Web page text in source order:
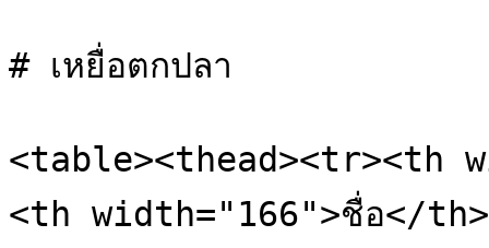
# เหยื่อตกปลา
<table><thead><tr><th
<th width="166">ชื่อ</